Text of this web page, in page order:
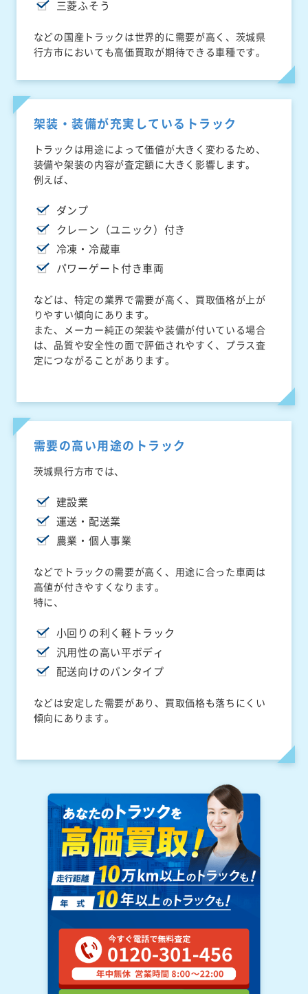
三菱ふそう
などの国産トラックは世界的に需要が高く、茨城県
行方市においても高価買取が期待できる車種です。
架装・装備が充実しているトラック
トラックは用途によって価値が大きく変わるため、
装備や架装の内容が査定額に大きく影響します。
例えば、
ダンプ
クレーン（ユニック）付き
冷凍・冷蔵車
パワーゲート付き車両
などは、特定の業界で需要が高く、買取価格が上が
りやすい傾向にあります。
また、メーカー純正の架装や装備が付いている場合
は、品質や安全性の面で評価されやすく、プラス査
定につながることがあります。
需要の高い用途のトラック
茨城県行方市では、
建設業
運送・配送業
農業・個人事業
などでトラックの需要が高く、用途に合った車両は
高値が付きやすくなります。
特に、
小回りの利く軽トラック
汎用性の高い平ボディ
配送向けのバンタイプ
などは安定した需要があり、買取価格も落ちにくい
傾向にあります。